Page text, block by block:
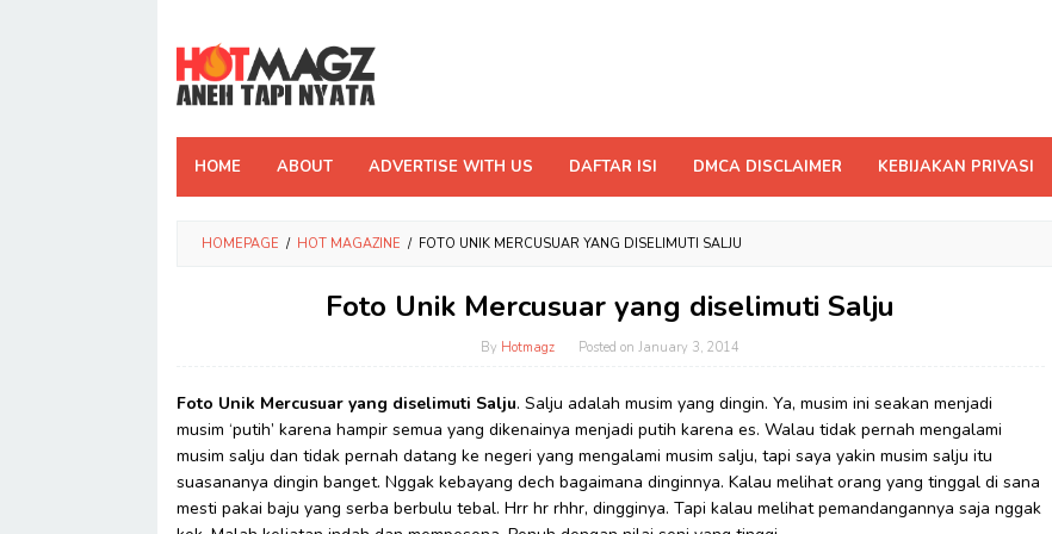
content
HOME ABOUT ADVERTISE WITH US DAFTAR ISI DMCA DISCLAIMER KEBIJAKAN PRIVASI
HOMEPAGE / HOT MAGAZINE / FOTO UNIK MERCUSUAR YANG DISELIMUTI SALJU
Foto Unik Mercusuar yang diselimuti Salju
By Hotmagz Posted onJanuary 3, 2014
Foto Unik Mercusuar yang diselimuti Salju. Salju adalah musim yang dingin. Ya, musim ini seakan menjadi
musim ‘putih’ karena hampir semua yang dikenainya menjadi putih karena es. Walau tidak pernah mengalami
musim salju dan tidak pernah datang ke negeri yang mengalami musim salju, tapi saya yakin musim salju itu
suasananya dingin banget. Nggak kebayang dech bagaimana dinginnya. Kalau melihat orang yang tinggal di sana
mesti pakai baju yang serba berbulu tebal. Hrr hr rhhr, dingginya. Tapi kalau melihat pemandangannya saja nggak